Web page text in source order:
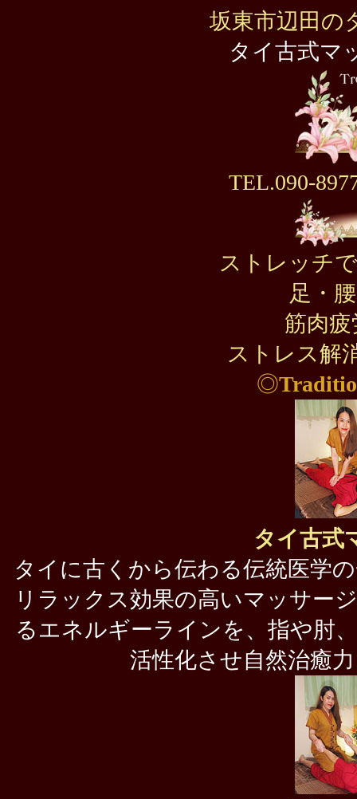
坂東市辺田の
タイ古式マ
TEL.090-
ストレッチ
足・
筋肉
ストレス解
◎
タイ古式
タイに古くから伝わる伝統医学
リラックス効果の高いマッサー
るエネルギーラインを、指や肘
活性化させ自然治癒